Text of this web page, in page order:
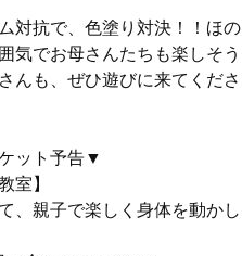
対抗で、色塗り対決！！ほの
気でお母さんたちも楽しそう
んも、ぜひ遊びに来てくださ
ット予告▼
室】
、親子で楽しく身体を動かし